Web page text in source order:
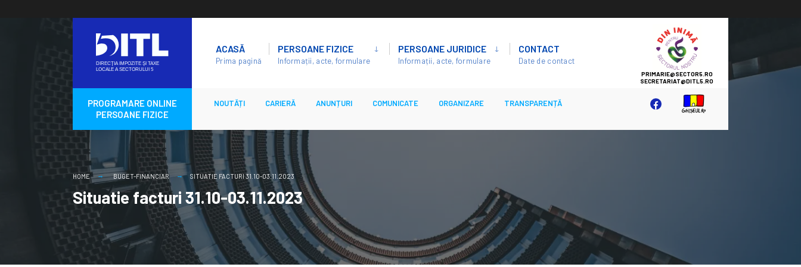
content
ACASĂ
Prima pagină
PERSOANE FIZICE
Informații, acte, formulare
PERSOANE JURIDICE
Informații, acte, formulare
CONTACT
Date de contact
SECTOR
5
PROGRAMARE ONLINE
PERSOANE FIZICE
NOUTĂȚI CARIERĂ ANUNȚURI COMUNICATE ORGANIZARE TRANSPARENȚĂ
HOME BUGET-FINANCIAR SITUATIE FACTURI 31.10-03.11.2023
Situatie facturi 31.10-03.11.2023